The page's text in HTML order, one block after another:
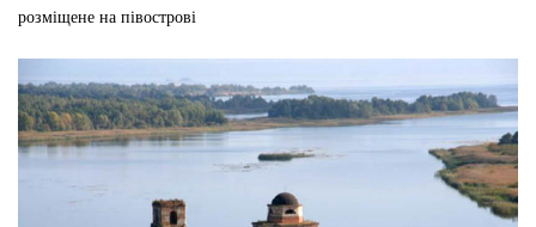
розміщене на півострові